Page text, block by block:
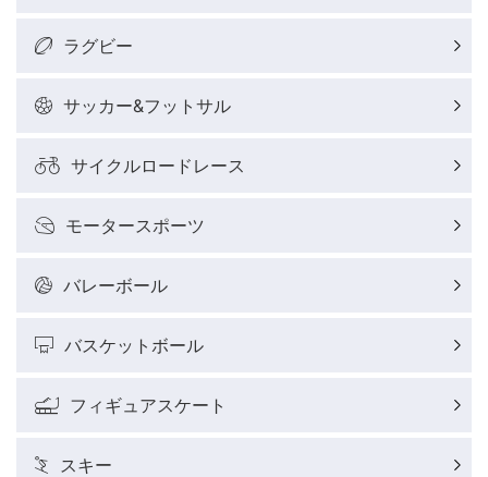
ラグビー
サッカー&フットサル
サイクルロードレース
モータースポーツ
バレーボール
バスケットボール
フィギュアスケート
スキー